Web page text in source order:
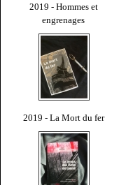
2019 - Hommes et
engrenages
2019 - La Mort du fer